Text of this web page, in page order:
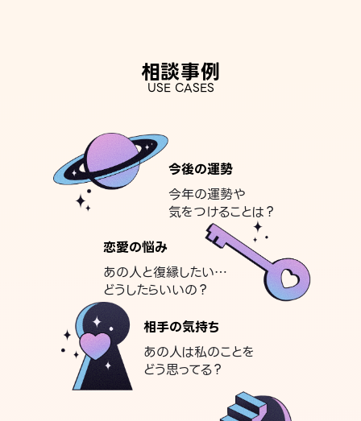
相談事例
USE CASES
今後の運勢
今年の運勢や
気をつけることは？
恋愛の悩み
あの人と復縁したい…
どうしたらいいの？
相手の気持ち
あの人は私のことを
どう思ってる？